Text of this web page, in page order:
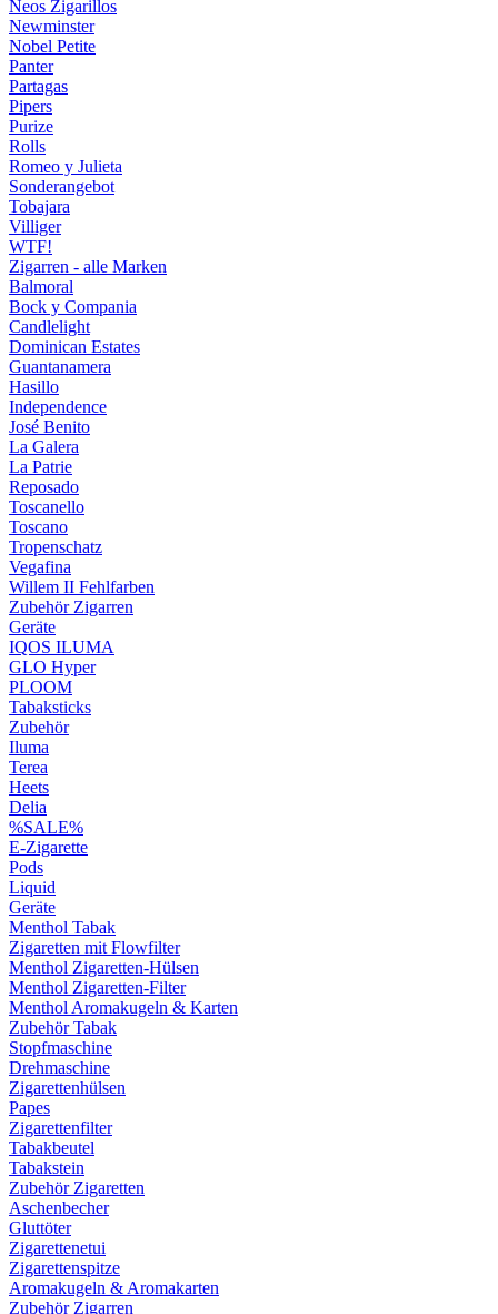
Neos Zigarillos
Newminster
Nobel Petite
Panter
Partagas
Pipers
Purize
Rolls
Romeo y Julieta
Sonderangebot
Tobajara
Villiger
WTF!
Zigarren - alle Marken
Balmoral
Bock y Compania
Candlelight
Dominican Estates
Guantanamera
Hasillo
Independence
José Benito
La Galera
La Patrie
Reposado
Toscanello
Toscano
Tropenschatz
Vegafina
Willem II Fehlfarben
Zubehör Zigarren
Geräte
IQOS ILUMA
GLO Hyper
PLOOM
Tabaksticks
Zubehör
Iluma
Terea
Heets
Delia
%SALE%
E-Zigarette
Pods
Liquid
Geräte
Menthol Tabak
Zigaretten mit Flowfilter
Menthol Zigaretten-Hülsen
Menthol Zigaretten-Filter
Menthol Aromakugeln & Karten
Zubehör Tabak
Stopfmaschine
Drehmaschine
Zigarettenhülsen
Papes
Zigarettenfilter
Tabakbeutel
Tabakstein
Zubehör Zigaretten
Aschenbecher
Gluttöter
Zigarettenetui
Zigarettenspitze
Aromakugeln & Aromakarten
Zubehör Zigarren